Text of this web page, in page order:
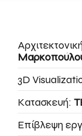
3D
Κατασκευή:
Επίβλεψη